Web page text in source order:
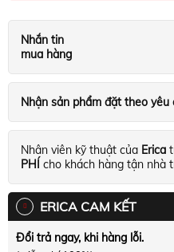
Nhắn tin
mua hàng
Nhận sản phẩm đặt theo yêu
Nhân viên kỹ thuật của Erica
PHÍ cho khách hàng tận nhà
ERICA CAM KẾT
Đổi trả ngay, khi hàng lỗi.